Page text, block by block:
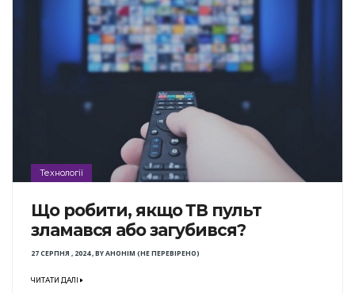
Технології
Що робити, якщо ТВ пульт
зламався або загубився?
27 СЕРПНЯ , 2024,BYАНОНІМ (НЕ ПЕРЕВІРЕНО)
ЧИТАТИ ДАЛІ